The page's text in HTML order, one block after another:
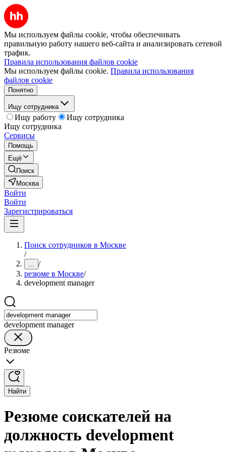
Мы используем файлы cookie, чтобы обеспечивать
правильную работу нашего веб-сайта и анализировать сетевой
трафик.
Правила использования файлов cookie
Мы используем файлы cookie. Правила использования
файлов cookie
Понятно
Ищу сотрудника
Ищу работу
Ищу сотрудника
Ищу сотрудника
Сервисы
Помощь
Ещё
Поиск
Москва
Войти
Войти
Зарегистрироваться
Поиск сотрудников в Москве
/
... /
резюме в Москве/
development manager
development manager
Резюме
Найти
Резюме соискателей на
должность development